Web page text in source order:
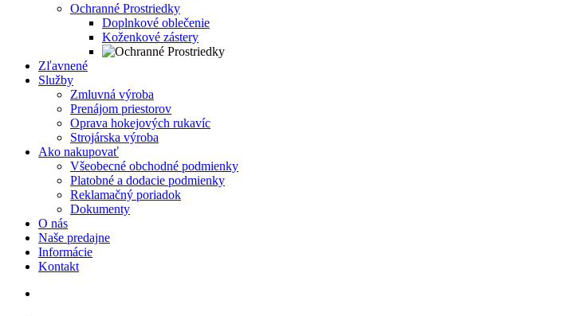
Ochranné Prostriedky
Doplnkové oblečenie
Koženkové zástery
Zľavnené
Služby
Zmluvná výroba
Prenájom priestorov
Oprava hokejových rukavíc
Strojárska výroba
Ako nakupovať
Všeobecné obchodné podmienky
Platobné a dodacie podmienky
Reklamačný poriadok
Dokumenty
O nás
Naše predajne
Informácie
Kontakt